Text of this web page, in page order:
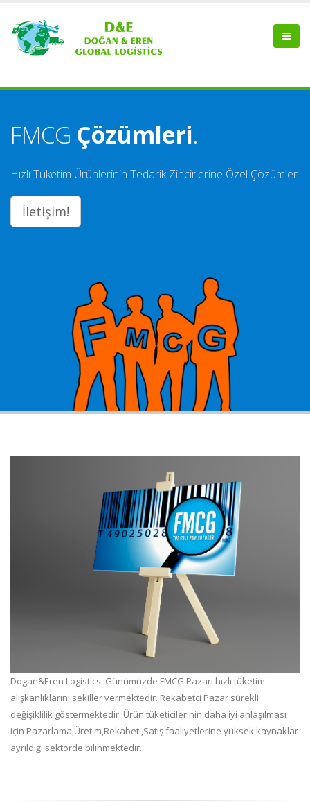
FMCG Çözümleri.
Hızlı Tüketim Ürünlerinin Tedarik Zincirlerine Özel Çözümler.
İletişim!
Dogan&Eren Logistics :Günümüzde FMCG Pazarı hızlı tüketim
alışkanlıklarını sekiller vermektedir. Rekabetci Pazar sürekli
değişiklilik göstermektedir. Ürün tüketicilerinin daha iyi anlaşılması
için Pazarlama,Üretim,Rekabet ,Satış faaliyetlerine yüksek kaynaklar
ayrıldığı sektörde bilinmektedir.